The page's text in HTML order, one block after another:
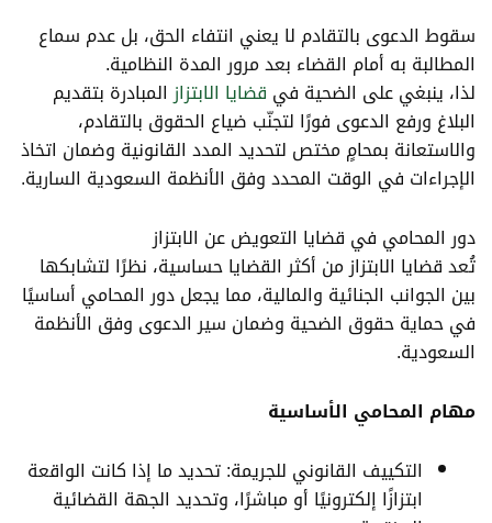
سقوط الدعوى بالتقادم لا يعني انتفاء الحق، بل عدم سماع
المطالبة به أمام القضاء بعد مرور المدة النظامية.
لذا، ينبغي على الضحية في قضايا الابتزاز المبادرة بتقديم
البلاغ ورفع الدعوى فورًا لتجنّب ضياع الحقوق بالتقادم،
والاستعانة بمحامٍ مختص لتحديد المدد القانونية وضمان اتخاذ
الإجراءات في الوقت المحدد وفق الأنظمة السعودية السارية.
دور المحامي في قضايا التعويض عن الابتزاز
تُعد قضايا الابتزاز من أكثر القضايا حساسية، نظرًا لتشابكها
بين الجوانب الجنائية والمالية، مما يجعل دور المحامي أساسيًا
في حماية حقوق الضحية وضمان سير الدعوى وفق الأنظمة
السعودية.
مهام المحامي الأساسية
التكييف القانوني للجريمة: تحديد ما إذا كانت الواقعة
ابتزازًا إلكترونيًا أو مباشرًا، وتحديد الجهة القضائية